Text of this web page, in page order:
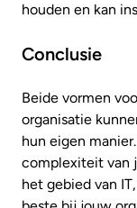
houden en kan
Conclusie
Beide vormen
organisatie
hun eigen
complexiteit van
het gebied van